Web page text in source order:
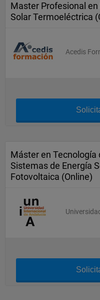
Master Profesional en
Solar Termoeléctrica
Acedis
Máster en Tecnología
Sistemas de Energía
Fotovoltaica (Online)